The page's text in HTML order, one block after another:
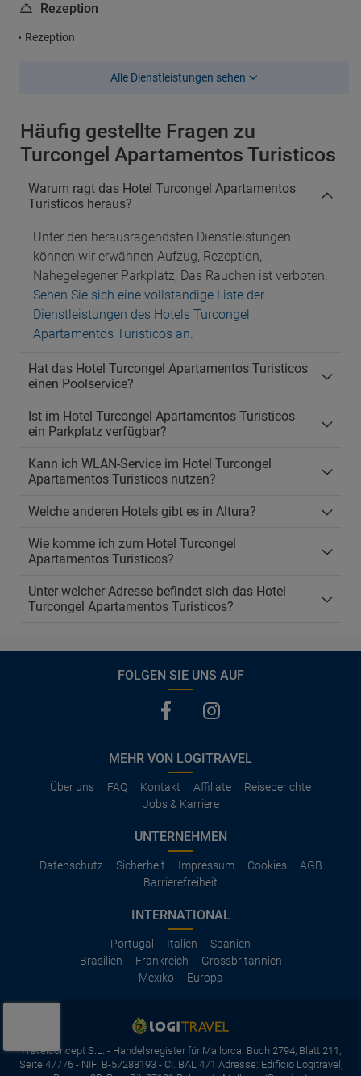
Rezeption
Rezeption
Alle Dienstleistungen sehen
Häufig gestellte Fragen zu
Turcongel Apartamentos Turisticos
Warum ragt das Hotel Turcongel Apartamentos
Turisticos heraus?
Unter den herausragendsten Dienstleistungen
können wir erwähnen Aufzug, Rezeption,
Nahegelegener Parkplatz, Das Rauchen ist verboten.
Sehen Sie sich eine vollständige Liste der
Dienstleistungen des Hotels Turcongel
Apartamentos Turisticos an.
Hat das Hotel Turcongel Apartamentos Turisticos
einen Poolservice?
Ist im Hotel Turcongel Apartamentos Turisticos
ein Parkplatz verfügbar?
Kann ich WLAN-Service im Hotel Turcongel
Apartamentos Turisticos nutzen?
Welche anderen Hotels gibt es in Altura?
Wie komme ich zum Hotel Turcongel
Apartamentos Turisticos?
Unter welcher Adresse befindet sich das Hotel
Turcongel Apartamentos Turisticos?
FOLGEN SIE UNS AUF
MEHR VON LOGITRAVEL
Über uns FAQ Kontakt Affiliate
Reiseberichte
Jobs & Karriere
UNTERNEHMEN
Datenschutz Sicherheit Impressum Cookies
AGB
Barrierefreiheit
INTERNATIONAL
Portugal Italien
Spanien
Brasilien
Frankreich
Grossbritannien
Mexiko
Europa
Travelconcept S.L. - Handelsregister für Mallorca: Buch 2794, Blatt 211,
Seite 47776 - NIF: B-57288193 - CI. BAL 471 Adresse: Edificio Logitravel,